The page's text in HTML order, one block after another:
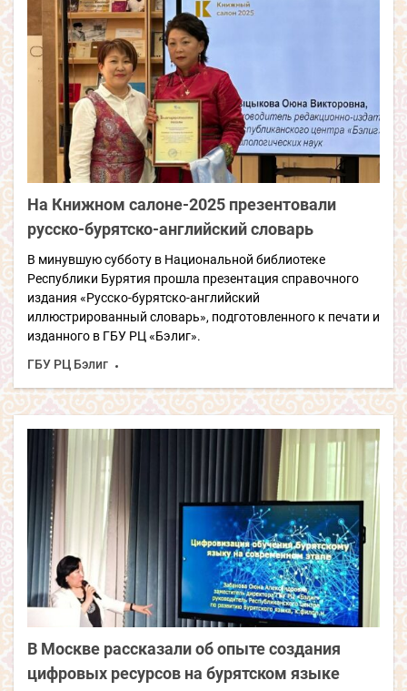
На Книжном салоне-2025 презентовали
русско-бурятско-английский словарь
В минувшую субботу в Национальной библиотеке
Республики Бурятия прошла презентация справочного
издания «Русско-бурятско-английский
иллюстрированный словарь», подготовленного к печати и
изданного в ГБУ РЦ «Бэлиг».
ГБУ РЦ Бэлиг
В Москве рассказали об опыте создания
цифровых ресурсов на бурятском языке